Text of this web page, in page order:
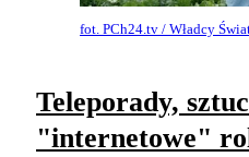
fot. PCh24.tv / Władcy
Teleporady,
"internetowe"